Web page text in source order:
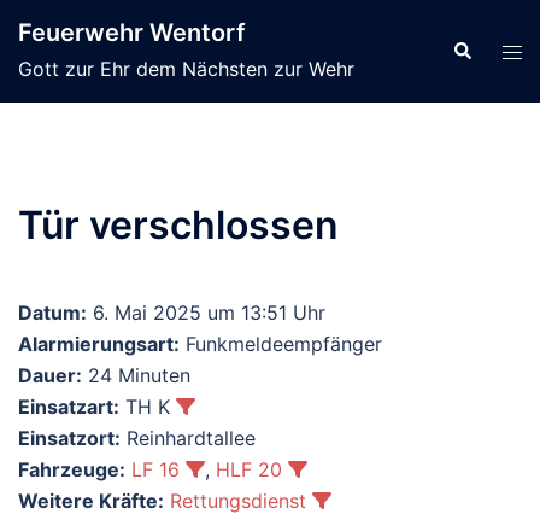
Inhalt
springen
Feuerwehr Wentorf
Gott zur Ehr dem Nächsten zur Wehr
Suche
Tür verschlossen
Datum: 6. Mai 2025 um 13:51 Uhr
Alarmierungsart: Funkmeldeempfänger
Dauer: 24 Minuten
Einsatzart: TH K
Einsatzort: Reinhardtallee
Fahrzeuge: LF 16 , HLF 20
Weitere Kräfte: Rettungsdienst